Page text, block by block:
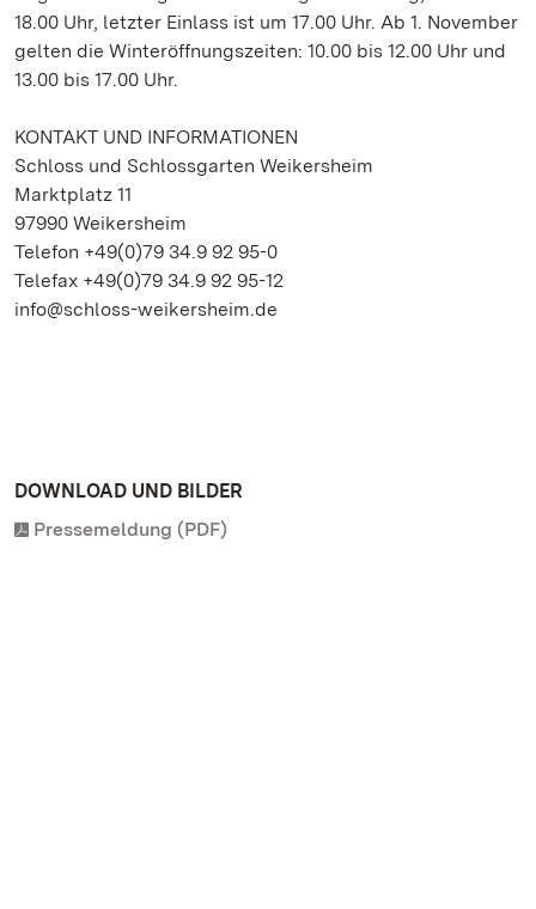
18.00 Uhr, letzter Einlass ist um 17.00 Uhr. Ab 1. November
gelten die Winteröffnungszeiten: 10.00 bis 12.00 Uhr und
13.00 bis 17.00 Uhr.
KONTAKT UND INFORMATIONEN
Schloss und Schlossgarten Weikersheim
Marktplatz 11
97990 Weikersheim
Telefon +49(0)79 34.9 92 95-0
Telefax +49(0)79 34.9 92 95-12
info@schloss-weikersheim.de
DOWNLOAD UND BILDER
Pressemeldung (PDF)